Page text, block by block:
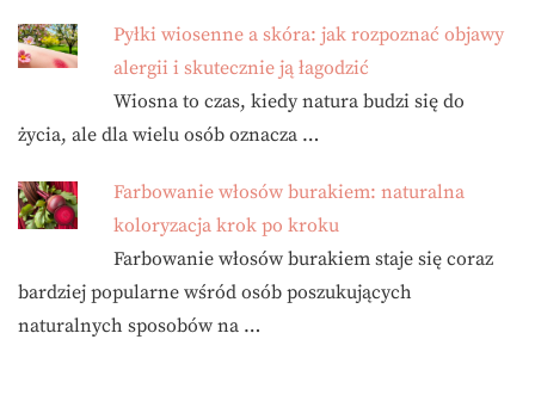
Pyłki wiosenne a skóra: jak rozpoznać objawy
alergii i skutecznie ją łagodzić
Wiosna to czas, kiedy natura budzi się do
życia, ale dla wielu osób oznacza …
Farbowanie włosów burakiem: naturalna
koloryzacja krok po kroku
Farbowanie włosów burakiem staje się coraz
bardziej popularne wśród osób poszukujących
naturalnych sposobów na …